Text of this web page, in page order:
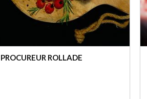
PROCUREUR ROLLADE